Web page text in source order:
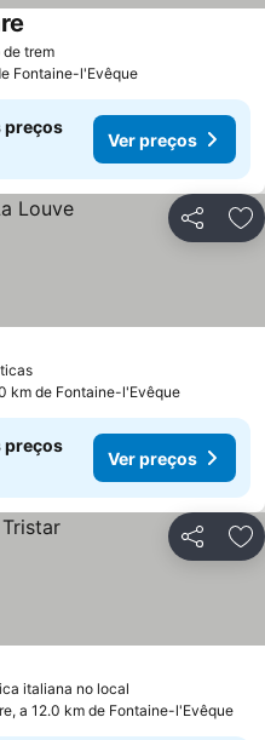
de tremVer preços
Fontaine-l'Evêque
preços
Ver preços
Partilhar
Ver preços
km de Fontaine-l'Evêque
preços
Ver preços
Partilhar
italiana no local
a 12.0 km de Fontaine-l'Evêque